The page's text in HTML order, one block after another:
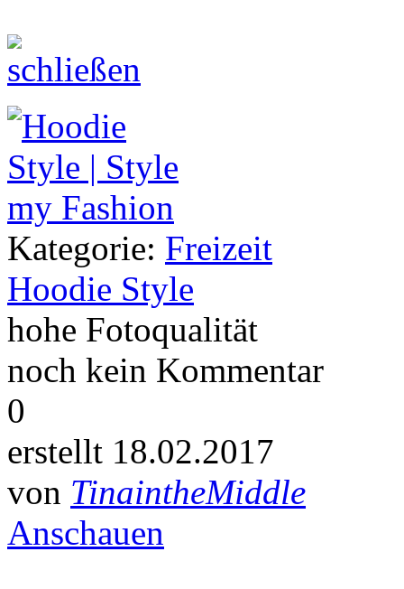
Kategorie: Freizeit
Hoodie Style
hohe Fotoqualität
noch kein Kommentar
0
erstellt 18.02.2017
von TinaintheMiddle
Anschauen